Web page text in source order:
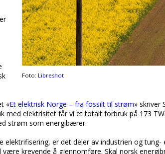
Foto: Libreshot
«Et elektrisk Norge – fra fossilt til strøm» skriver
med elektrisitet får vi et totalt forbruk på 173
strøm som energibærer.
er det deler av industrien og tung-
krevende å gjennomføre. Skal norsk